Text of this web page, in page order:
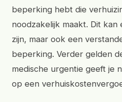
beperking hebt die
noodzakelijk maakt. Dit
zijn, maar ook een
beperking. Verder gelden
medische urgentie geeft je
op een